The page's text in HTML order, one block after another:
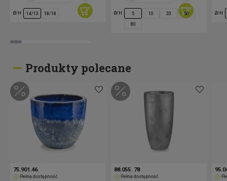
Ø/H 14/13 18/18 Ø/H 5 10 20 50
80
Ø/H
Produkty polecane
75.901.46
Pełna dostępność
88.055. 78
Pełna dostępność